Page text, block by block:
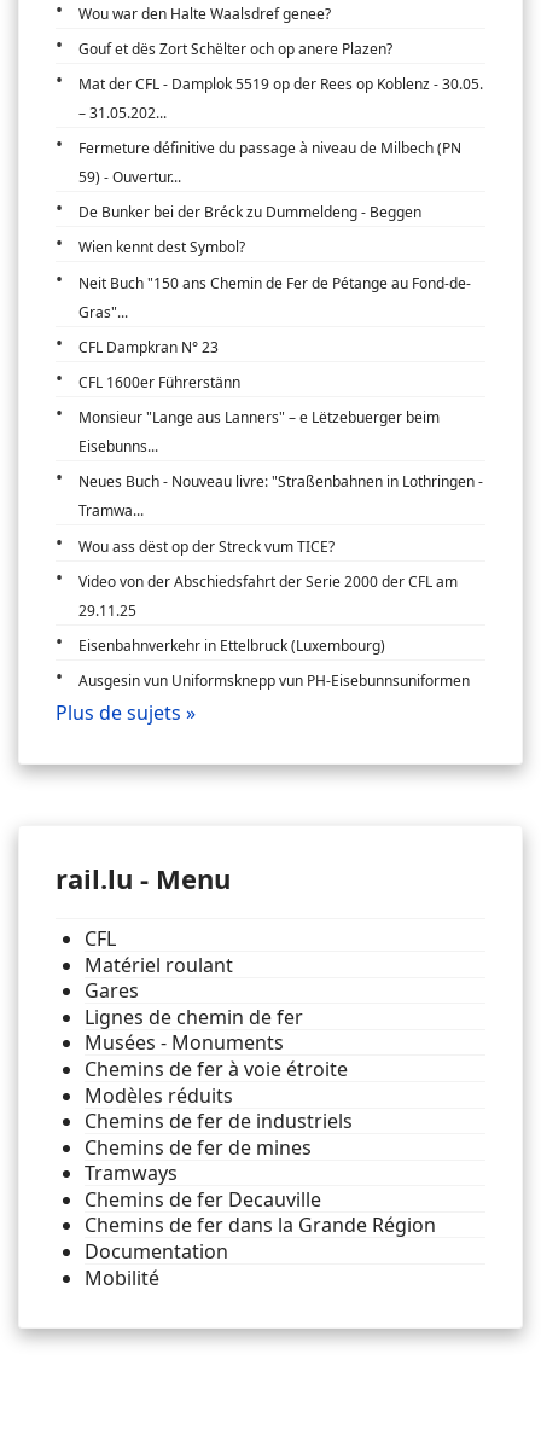
Wou war den Halte Waalsdref genee?
Gouf et dës Zort Schëlter och op anere Plazen?
Mat der CFL - Damplok 5519 op der Rees op Koblenz - 30.05.
– 31.05.202...
Fermeture définitive du passage à niveau de Milbech (PN
59) - Ouvertur...
De Bunker bei der Bréck zu Dummeldeng - Beggen
Wien kennt dest Symbol?
Neit Buch "150 ans Chemin de Fer de Pétange au Fond-de-
Gras"...
CFL Dampkran N° 23
CFL 1600er Führerstänn
Monsieur "Lange aus Lanners" – e Lëtzebuerger beim
Eisebunns...
Neues Buch - Nouveau livre: "Straßenbahnen in Lothringen -
Tramwa...
Wou ass dëst op der Streck vum TICE?
Video von der Abschiedsfahrt der Serie 2000 der CFL am
29.11.25
Eisenbahnverkehr in Ettelbruck (Luxembourg)
Ausgesin vun Uniformsknepp vun PH-Eisebunnsuniformen
Plus de sujets »
rail.lu - Menu
CFL
Matériel roulant
Gares
Lignes de chemin de fer
Musées - Monuments
Chemins de fer à voie étroite
Modèles réduits
Chemins de fer de industriels
Chemins de fer de mines
Tramways
Chemins de fer Decauville
Chemins de fer dans la Grande Région
Documentation
Mobilité